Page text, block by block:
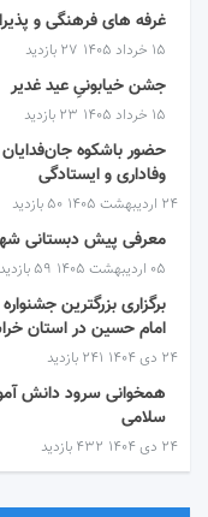
غرفه های فرهنگی و
۱۵ خرداد ۱۴۰۵ 27 بازدید
جشن خیابونیِ عید غدیر
۱۵ خرداد ۱۴۰۵ 23 بازدید
حضور باشکوه
وفاداری و ایستادگی
۲۴ اردیبهشت ۱۴۰۵ 50 بازدید
معرفی پیش دبستانی
۰۵ اردیبهشت ۱۴۰۵ 59 بازدید
برگزاری بزرگترین
امام حسین در استان
۲۴ دی ۱۴۰۴ 241 بازدید
همخوانی سرود دانش
سلامی
۲۴ دی ۱۴۰۴ 432 بازدید